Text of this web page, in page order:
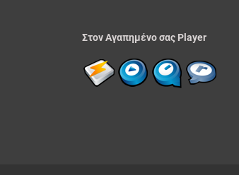
Στον Αγαπημένο σας Player